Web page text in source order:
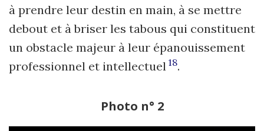
à prendre leur destin en main, à se mettre
debout et à briser les tabous qui constituent
un obstacle majeur à leur épanouissement
professionnel et intellectuel 18.
Photo n° 2